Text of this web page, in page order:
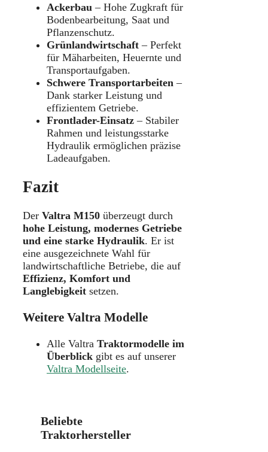
Ackerbau – Hohe Zugkraft für
Bodenbearbeitung, Saat und
Pflanzenschutz.
Grünlandwirtschaft – Perfekt
für Mäharbeiten, Heuernte und
Transportaufgaben.
Schwere Transportarbeiten –
Dank starker Leistung und
effizientem Getriebe.
Frontlader-Einsatz – Stabiler
Rahmen und leistungsstarke
Hydraulik ermöglichen präzise
Ladeaufgaben.
Fazit
Der Valtra M150 überzeugt durch
hohe Leistung, modernes Getriebe
und eine starke Hydraulik. Er ist
eine ausgezeichnete Wahl für
landwirtschaftliche Betriebe, die auf
Effizienz, Komfort und
Langlebigkeit setzen.
Weitere Valtra Modelle
Alle Valtra Traktormodelle im
Überblick gibt es auf unserer
Valtra Modellseite.
Beliebte
Traktorhersteller